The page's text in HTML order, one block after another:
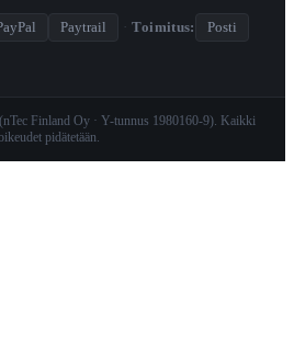
Paytrail · Toimitus:
Posti
Finland Oy · Y-tunnus 1980160-9). Kaikki
pidätetään.